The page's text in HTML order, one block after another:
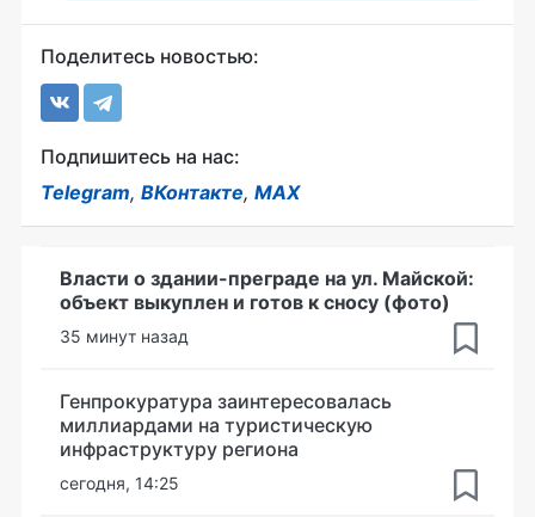
Поделитесь новостью:
Подпишитесь на нас:
Telegram, ВКонтакте, MAX
Власти о здании-преграде на ул. Майской:
объект выкуплен и готов к сносу (фото)
35 минут назад
Генпрокуратура заинтересовалась
миллиардами на туристическую
инфраструктуру региона
сегодня, 14:25